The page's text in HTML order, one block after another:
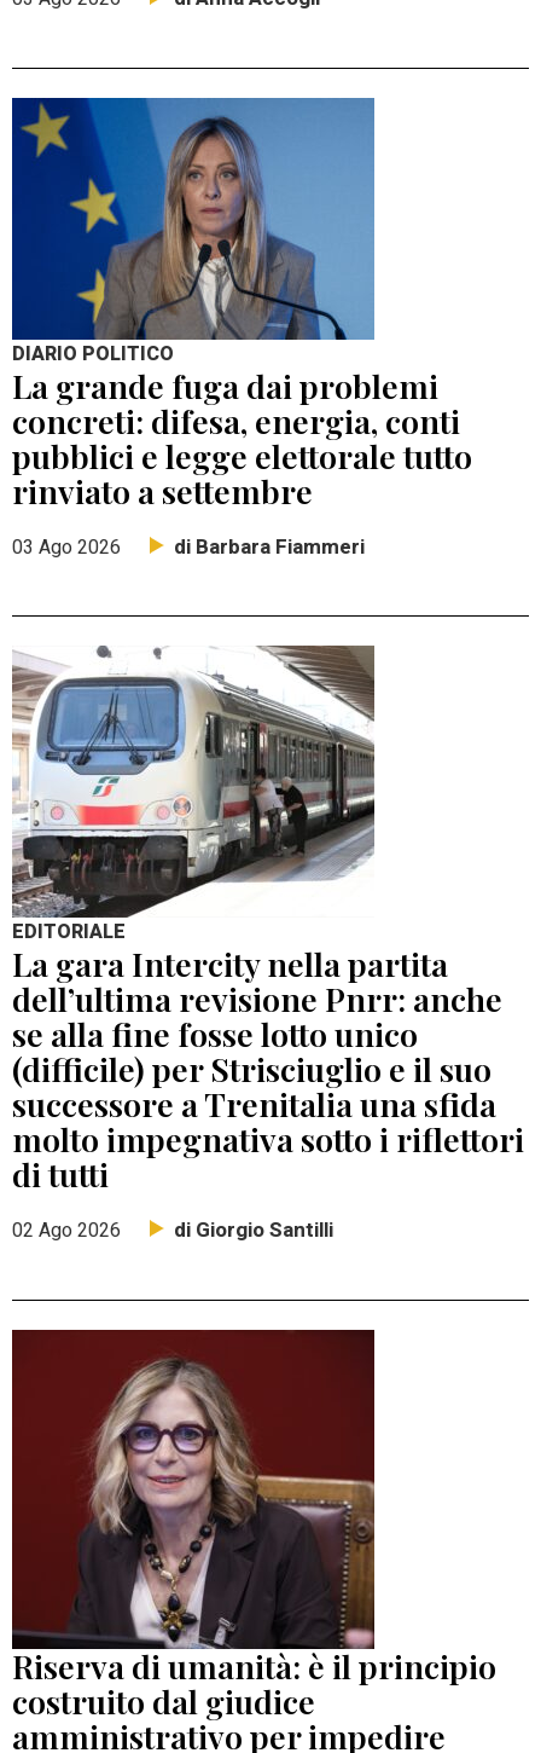
DIARIO POLITICO
La grande fuga dai problemi
concreti: difesa, energia, conti
pubblici e legge elettorale tutto
rinviato a settembre
03 Ago 2026 di Barbara Fiammeri
EDITORIALE
La gara Intercity nella partita
dell’ultima revisione Pnrr: anche
se alla fine fosse lotto unico
(difficile) per Strisciuglio e il suo
successore a Trenitalia una sfida
molto impegnativa sotto i riflettori
di tutti
02 Ago 2026 di Giorgio Santilli
Riserva di umanità: è il principio
costruito dal giudice
amministrativo per impedire